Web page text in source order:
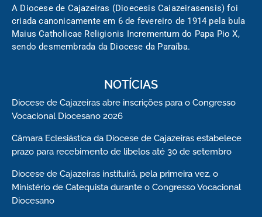
A Diocese de Cajazeiras (Dioecesis Caiazeirasensis) foi
criada canonicamente em 6 de fevereiro de 1914 pela bula
Maius Catholicae Religionis Incrementum do Papa Pio X,
sendo desmembrada da Diocese da Paraíba.
NOTÍCIAS
Diocese de Cajazeiras abre inscrições para o Congresso
Vocacional Diocesano 2026
Câmara Eclesiástica da Diocese de Cajazeiras estabelece
prazo para recebimento de libelos até 30 de setembro
Diocese de Cajazeiras instituirá, pela primeira vez, o
Ministério de Catequista durante o Congresso Vocacional
Diocesano